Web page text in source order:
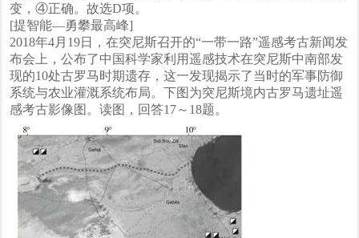
变，④正确。故选D项。
[提智能—勇攀最高峰]
2018年4月19日，在突尼斯召开的“一带一路”遥感考古新闻发
布会上，公布了中国科学家利用遥感技术在突尼斯中南部发
现的10处古罗马时期遗存，这一发现揭示了当时的军事防御
系统与农业灌溉系统布局。下图为突尼斯境内古罗马遗址遥
感考古影像图。读图，回答17～18题。